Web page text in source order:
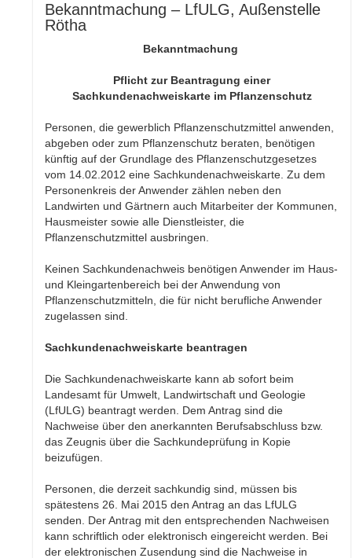
Bekanntmachung – LfULG, Außenstelle
Rötha
Bekanntmachung
Pflicht zur Beantragung einer
Sachkundenachweiskarte im Pflanzenschutz
Personen, die gewerblich Pflanzenschutzmittel anwenden,
abgeben oder zum Pflanzenschutz beraten, benötigen
künftig auf der Grundlage des Pflanzenschutzgesetzes
vom 14.02.2012 eine Sachkundenachweiskarte. Zu dem
Personenkreis der Anwender zählen neben den
Landwirten und Gärtnern auch Mitarbeiter der Kommunen,
Hausmeister sowie alle Dienstleister, die
Pflanzenschutzmittel ausbringen.
Keinen Sachkundenachweis benötigen Anwender im Haus-
und Kleingartenbereich bei der Anwendung von
Pflanzenschutzmitteln, die für nicht berufliche Anwender
zugelassen sind.
Sachkundenachweiskarte beantragen
Die Sachkundenachweiskarte kann ab sofort beim
Landesamt für Umwelt, Landwirtschaft und Geologie
(LfULG) beantragt werden. Dem Antrag sind die
Nachweise über den anerkannten Berufsabschluss bzw.
das Zeugnis über die Sachkundeprüfung in Kopie
beizufügen.
Personen, die derzeit sachkundig sind, müssen bis
spätestens 26. Mai 2015 den Antrag an das LfULG
senden. Der Antrag mit den entsprechenden Nachweisen
kann schriftlich oder elektronisch eingereicht werden. Bei
der elektronischen Zusendung sind die Nachweise in